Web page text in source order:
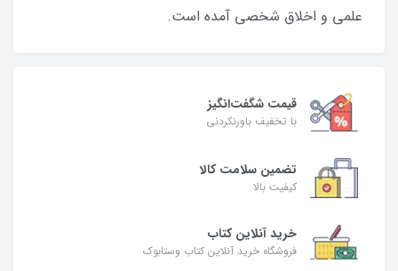
علمی و اخلاق شخصی آمده است.
قیمت شگفت‌انگیز
با تخفیف باورنکردنی
تضمین سلامت کالا
کیفیت بالا
خرید آنلاین کتاب
فروشگاه خرید آنلاین کتاب وستابوک